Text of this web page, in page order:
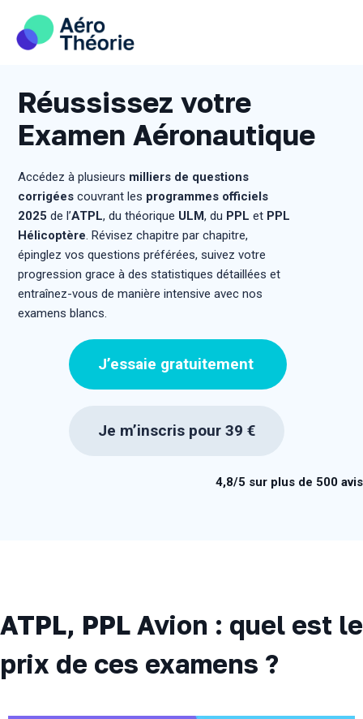
content
Réussissez votre
Examen Aéronautique
Accédez à plusieurs milliers de questions
corrigées couvrant les programmes officiels
2025 de l’ATPL, du théorique ULM, du PPL et PPL
Hélicoptère. Révisez chapitre par chapitre,
épinglez vos questions préférées, suivez votre
progression grace à des statistiques détaillées et
entraînez-vous de manière intensive avec nos
examens blancs.
J’essaie gratuitement
Je m’inscris pour 39 €
4,8/5 sur plus de 500 avis
ATPL, PPL Avion : quel est le
prix de ces examens ?